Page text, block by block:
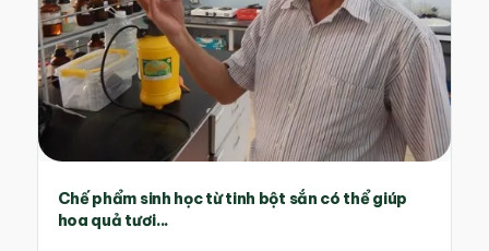
Chế phẩm sinh học từ tinh bột sắn có thể giúp
hoa quả tươi...